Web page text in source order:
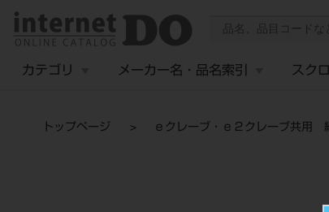
カテゴリ メーカー名・品名索引 スク
トップページ ｅクレーブ・ｅ２クレーブ共用